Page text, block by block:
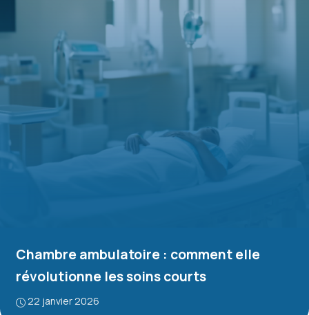
Chambre ambulatoire : comment elle
révolutionne les soins courts
22 janvier 2026